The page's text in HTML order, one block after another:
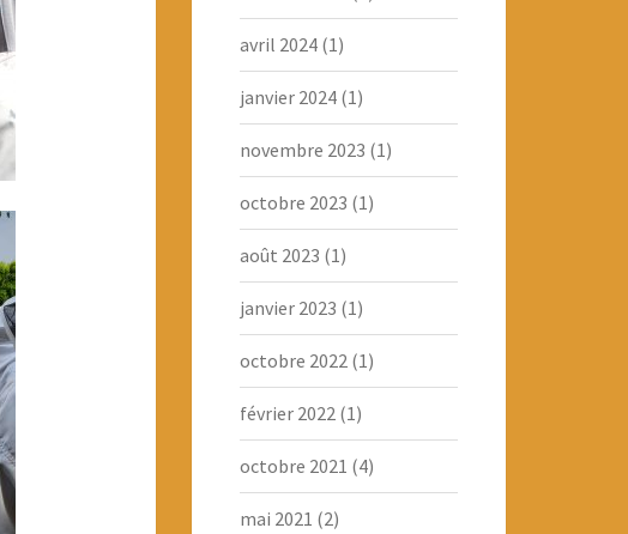
avril 2024(1)
janvier 2024(1)
novembre 2023 (1)
octobre 2023 (1)
août 2023 (1)
janvier 2023 (1)
octobre 2022(1)
février 2022(1)
octobre 2021 (4)
mai 2021 (2)